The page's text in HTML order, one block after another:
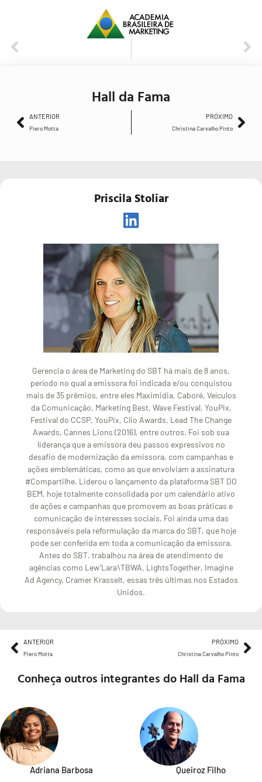
Hall da Fama
ANTERIOR
Piero Motta
PRÓXIMO
Christina Carvalho Pinto
Priscila Stoliar
Gerencia o área de Marketing do SBT há mais de 8 anos,
período no qual a emissora foi indicada e/ou conquistou
mais de 35 prêmios, entre eles Maximidia, Caboré, Veículos
da Comunicação, Marketing Best, Wave Festival, YouPix,
Festival do CCSP, YouPix, Clio Awards, Lead The Change
Awards, Cannes Lions (2016), entre outros. Foi sob sua
liderança que a emissora deu passos expressivos no
desafio de modernização da emissora, com campanhas e
ações emblemáticas, como as que envolviam a assinatura
#Compartilhe. Liderou o lançamento da plataforma SBT DO
BEM, hoje totalmente consolidada por um calendário ativo
de ações e campanhas que promovem as boas práticas e
comunicação de interesses sociais. Foi ainda uma das
responsáveis pela reformulação da marca do SBT, que hoje
pode ser conferida em toda a comunicação da emissora.
Antes do SBT, trabalhou na área de atendimento de
agências como Lew’Lara\TBWA, LightsTogether, Imagine
Ad Agency, Cramer Krasselt, essas três últimas nos Estados
Unidos.
ANTERIOR
Piero Motta
PRÓXIMO
Christina Carvalho Pinto
Conheça outros integrantes do Hall da Fama
Adriana Barbosa Queiroz Filho